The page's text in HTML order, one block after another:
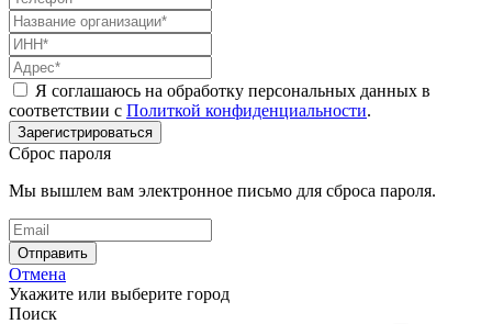
Я соглашаюсь на обработку персональных данных в
соответствии с Политкой конфиденциальности.
Сброс пароля
Мы вышлем вам электронное письмо для сброса пароля.
Отмена
Укажите или выберите город
Поиск